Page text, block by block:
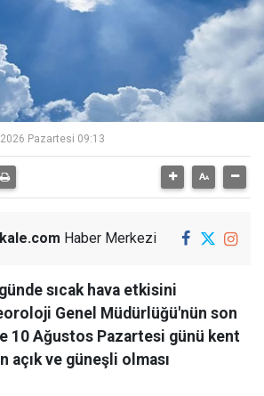
Pazartesi 09:13
Haber Merkezi
sıcak hava etkisini
Genel Müdürlüğü'nün son
10 Ağustos Pazartesi günü kent
açık ve güneşli olması